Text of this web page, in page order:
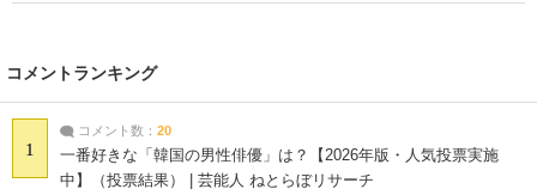
コメントランキング
1
コメント数： 20
一番好きな「韓国の男性俳優」は？【2026年版・人気投票実施
中】（投票結果） | 芸能人 ねとらぼリサーチ